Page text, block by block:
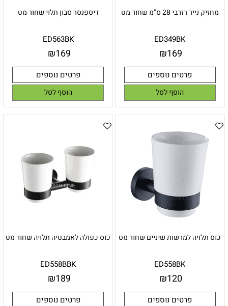
מחזיק נייר רזרבי 28 ס"מ שחור מט
ED349BK
₪169
פרטים נוספים
הוסף לסל
דיספנסר סבון תלוי שחור מט
ED563BK
₪169
פרטים נוספים
הוסף לסל
כוס תלויה למרשות שיניים שחור מט
ED558BK
₪120
פרטים נוספים
כוס כפולה לאמבטיה תלויה שחור מט
ED558BBK
₪189
פרטים נוספים